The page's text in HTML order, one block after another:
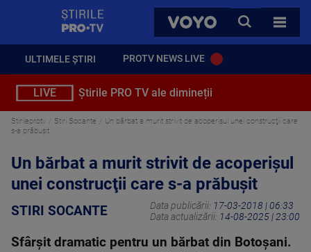
VOYO
CAUTA
TOATE
ULTIMELE ȘTIRI PROTV NEWS LIVE
LIVE Știrile PRO TV ale dimineții
Stirileprotv Stiri Socante
Un bărbat a murit strivit de acoperişul unei construcţii care
s-a prăbușit
Un bărbat a murit strivit de acoperişul
unei construcţii care s-a prăbușit
STIRI SOCANTE Data publicării: 17-03-2018 | 06:33
Data actualizării: 14-08-2025 | 23:00
Sfârşit dramatic pentru un bărbat din Botoşani.